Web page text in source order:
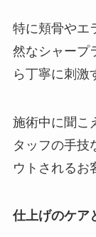
特に頬骨やエ
然なシャープ
ら丁寧に刺激
施術中に聞こ
タッフの手技
ウトされるお
仕上げのケア